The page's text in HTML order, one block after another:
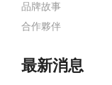
品牌故事
合作夥伴
最新消息